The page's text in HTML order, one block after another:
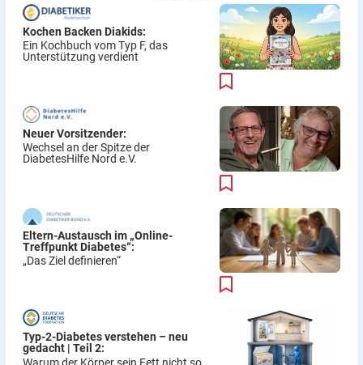
Kochen Backen Diakids:
Ein Kochbuch vom Typ F, das
Unterstützung verdient
Neuer Vorsitzender:
Wechsel an der Spitze der
DiabetesHilfe Nord e.V.
Eltern-Austausch im „Online-
Treffpunkt Diabetes“:
„Das Ziel definieren“
Typ-2-Diabetes verstehen – neu
gedacht | Teil 2: